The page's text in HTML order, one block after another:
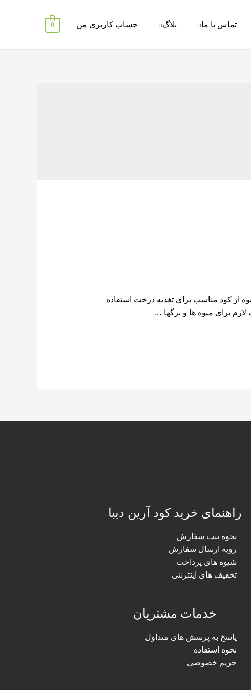
تماس با ما بلاگ حساب کاربری من 0
از کود مناسب برای تغذیه درخت استفاده
راهنمای خرید کود آرین دیبا
نحوه ثبت سفارش
رویه ارسال سفارش
شیوه های پرداخت
تخفیف های اینترنتی
خدمات مشتریان
پاسخ به پرسش های متداول
نحوه استفاده
حریم خصوصی